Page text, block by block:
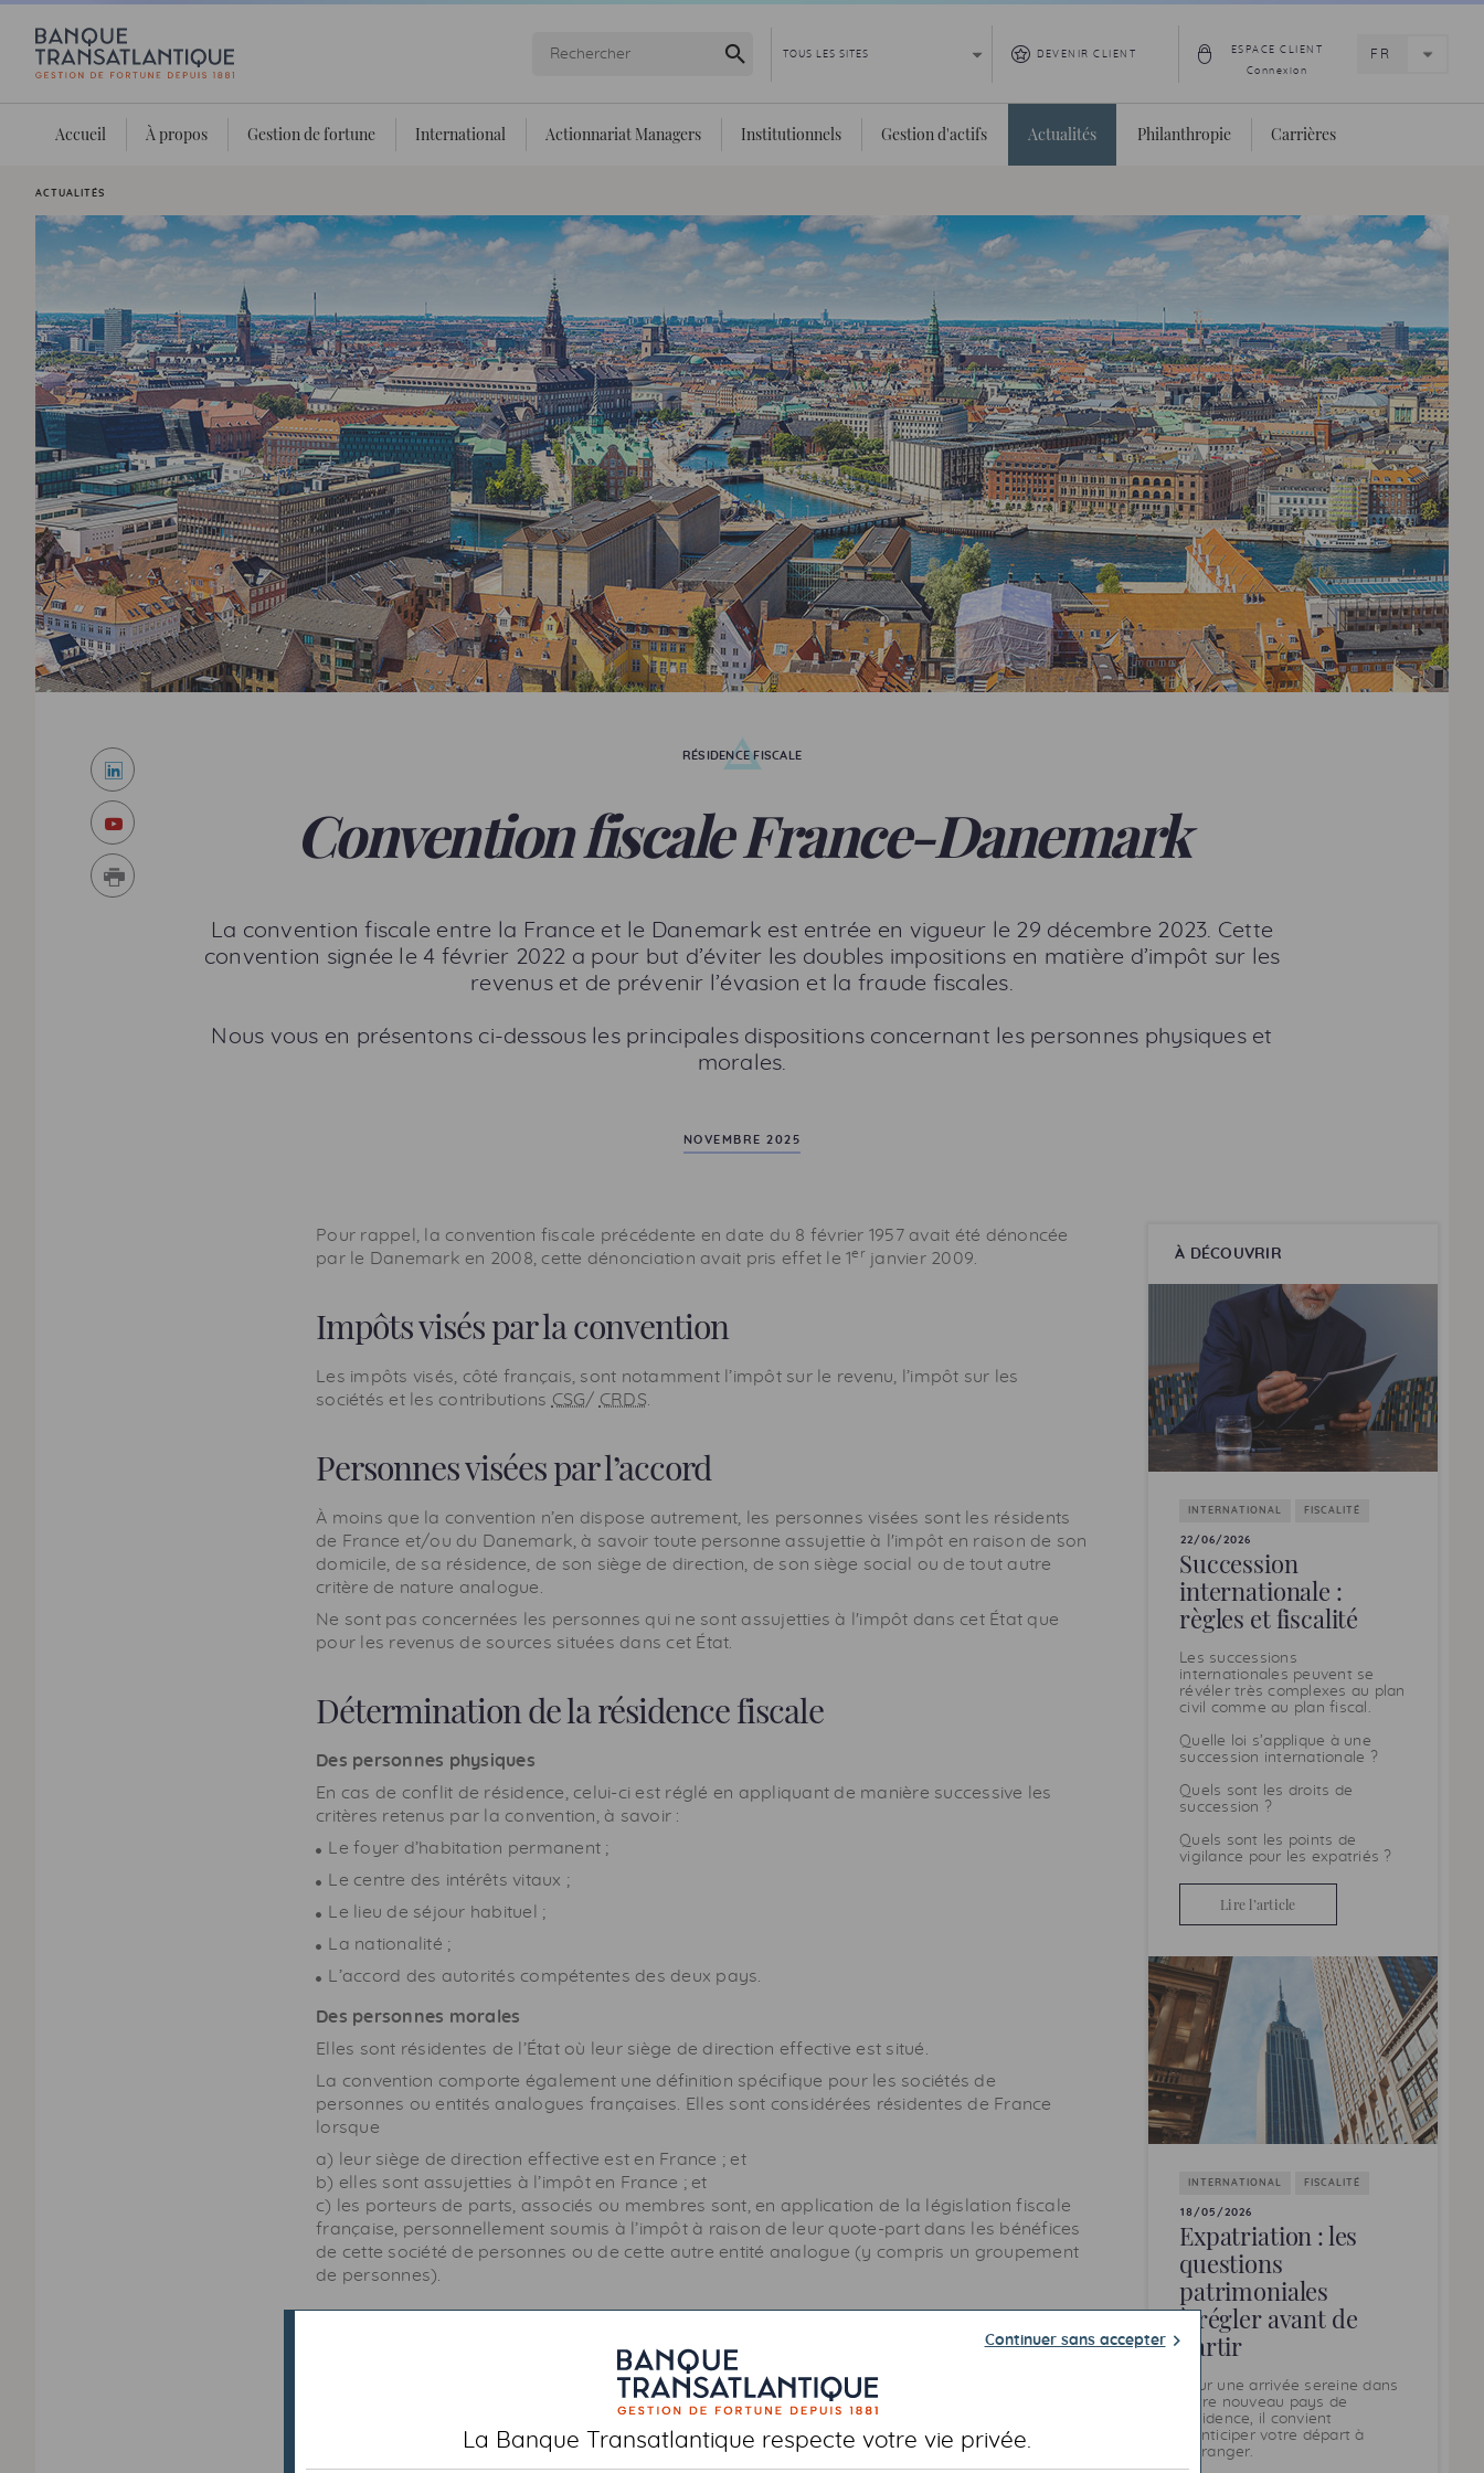
Lancer la recherche DEVENIR CLIENT ESPACE CLIENT
Connexion
Accueil À propos Gestion de fortune International Actionnariat Managers Institutionnels Gestion d'actifs Actualités Philanthropie Carrières
Vous êtes ici:
ACTUALITÉS
RÉSIDENCE FISCALE
Convention fiscale France-Danemark
LinkedIn
Youtube
Imprimer
La convention fiscale entre la France et le Danemark est entrée en vigueur le 29 décembre 2023. Cette
convention signée le 4 février 2022 a pour but d’éviter les doubles impositions en matière d’impôt sur les
revenus et de prévenir l’évasion et la fraude fiscales.
Nous vous en présentons ci-dessous les principales dispositions concernant les personnes physiques et
morales.
NOVEMBRE 2025
Pour rappel, la convention fiscale précédente en date du 8 février 1957 avait été dénoncée
par le Danemark en 2008, cette dénonciation avait pris effet le 1er janvier 2009.
Impôts visés par la convention
Les impôts visés, côté français, sont notamment l’impôt sur le revenu, l’impôt sur les
sociétés et les contributions CSG/ CRDS
Personnes visées par l’accord
À moins que la convention n’en dispose autrement, les personnes visées sont les résidents
de France et/ou du Danemark, à savoir toute personne assujettie à l'impôt en raison de son
domicile, de sa résidence, de son siège de direction, de son siège social ou de tout autre
critère de nature analogue.
Ne sont pas concernées les personnes qui ne sont assujetties à l'impôt dans cet État que
pour les revenus de sources situées dans cet État.
Détermination de la résidence fiscale
Des personnes physiques
En cas de conflit de résidence, celui-ci est réglé en appliquant de manière successive les
critères retenus par la convention, à savoir :
Le foyer d’habitation permanent ;
Le centre des intérêts vitaux ;
Le lieu de séjour habituel ;
La nationalité ;
L’accord des autorités compétentes des deux pays.
Des personnes morales
Elles sont résidentes de l’État où leur siège de direction effective est situé.
La convention comporte également une définition spécifique pour les sociétés de
personnes ou entités analogues françaises. Elles sont considérées résidentes de France
lorsque
a) leur siège de direction effective est en France ; et
b) elles sont assujetties à l’impôt en France ; et
c) les porteurs de parts, associés ou membres sont, en application de la législation fiscale
française, personnellement soumis à l’impôt à raison de leur quote-part dans les bénéfices
de cette société de personnes ou de cette autre entité analogue (y compris un groupement
de personnes).
Fiscalité des personnes physiques
dans l’État d’exercice de l’activité professionnelle (sauf cas de missions temporaires).
À DÉCOUVRIR
INTERNATIONAL FISCALITÉ
22/06/2026
Succession
internationale :
règles et fiscalité
Les successions
internationales peuvent se
révéler très complexes au plan
civil comme au plan fiscal.
Quelle loi s’applique à une
succession internationale ?
Quels sont les droits de
succession ?
Quels sont les points de
vigilance pour les expatriés ?
Lire l’article
INTERNATIONAL FISCALITÉ
18/05/2026
Expatriation : les
questions
patrimoniales
à régler avant de
partir
Pour une arrivée sereine dans
votre nouveau pays de
résidence, il convient
d’anticiper votre départ à
l’étranger.
Continuer sans accepter
La Banque Transatlantique respecte votre vie privée.